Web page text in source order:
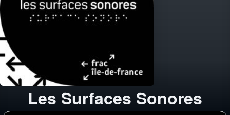
Les Surfaces Sonores